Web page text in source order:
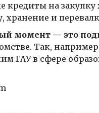
кредиты на
хранение и
момент — это
Так,
ГАУ в сфере